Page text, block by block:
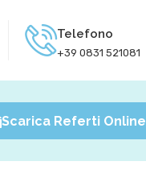
Telefono
+39 0831 521081
Scarica Referti Online